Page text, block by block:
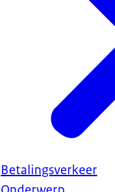
Betalingsverkeer